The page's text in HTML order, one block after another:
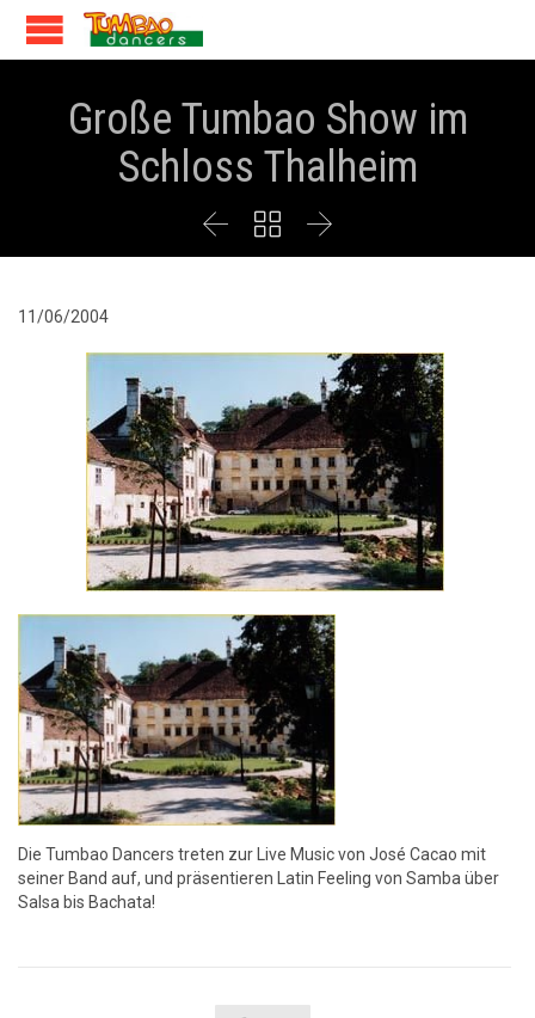
Große Tumbao Show im
Schloss Thalheim
  
11/06/2004
Die Tumbao Dancers treten zur Live Music von José Cacao mit
seiner Band auf, und präsentieren Latin Feeling von Samba über
Salsa bis Bachata!